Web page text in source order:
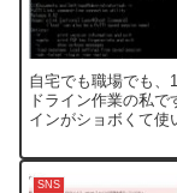
自宅でも職場でも、
ドライン作業の私
インがショボくて使
SNS